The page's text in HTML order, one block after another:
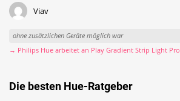
Viav
ohne zusätzlichen Geräte möglich war
→ Philips Hue arbeitet an Play Gradient Strip Light Pro
Die besten Hue-Ratgeber